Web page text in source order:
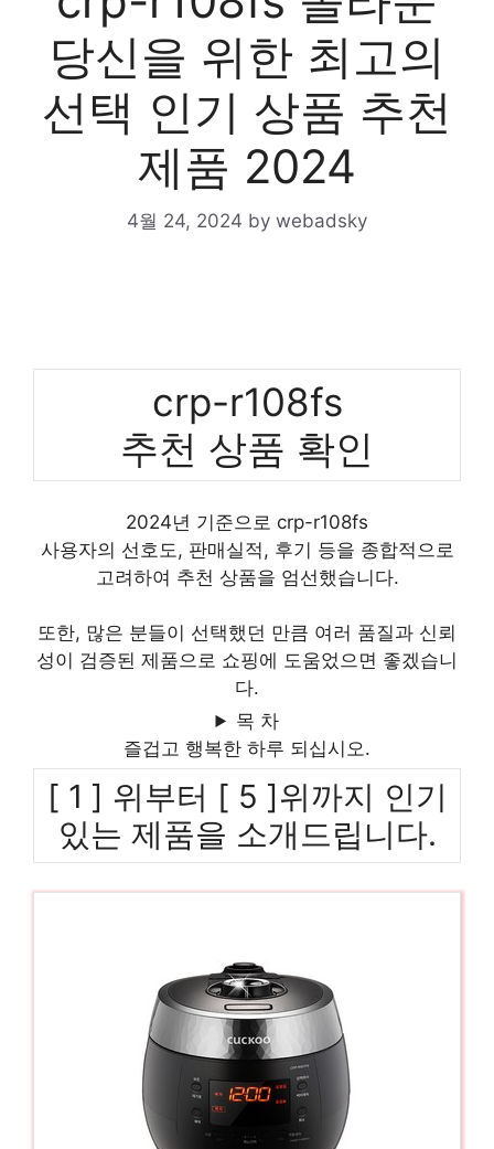
당신을 위한 최고의
선택 인기 상품 추천
제품 2024
4월 24, 2024 by webadsky
crp-r108fs
추천 상품 확인
2024년 기준으로 crp-r108fs
사용자의 선호도, 판매실적, 후기 등을 종합적으로
고려하여 추천 상품을 엄선했습니다.
또한, 많은 분들이 선택했던 만큼 여러 품질과 신뢰
성이 검증된 제품으로 쇼핑에 도움었으면 좋겠습니
다.
목 차
즐겁고 행복한 하루 되십시오.
[ 1 ] 위부터 [ 5 ]위까지 인기
있는 제품을 소개드립니다.